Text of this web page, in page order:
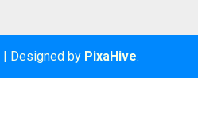
| Designed by PixaHive.